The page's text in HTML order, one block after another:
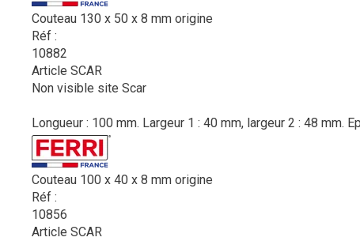
Couteau 130 x 50 x 8 mm origine
Réf :
10882
Article SCAR
Non visible site Scar
Longueur : 100 mm. Largeur 1 : 40 mm, largeur 2 : 48 mm.
Couteau 100 x 40 x 8 mm origine
Réf :
10856
Article SCAR